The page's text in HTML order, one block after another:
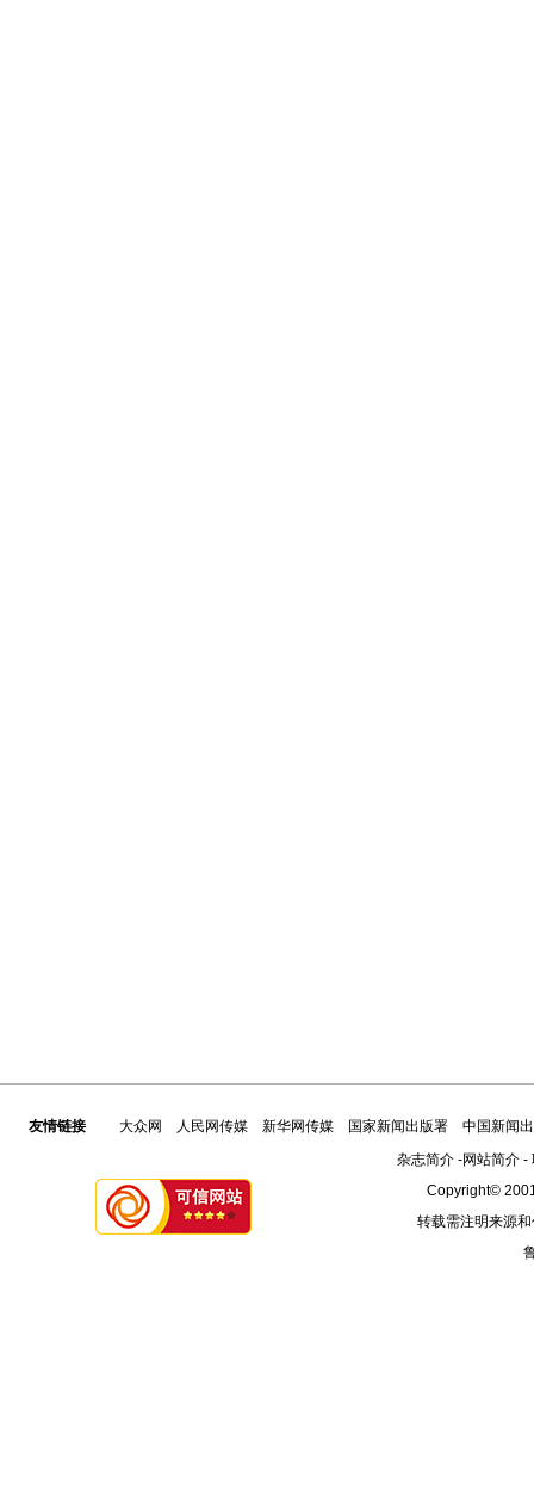
友情链接 大众网 人民网传媒 新华网传媒 国家新闻出版署
中国新闻
杂志简介-网站简介-
Copyright©
转载需注明来源